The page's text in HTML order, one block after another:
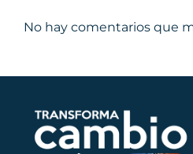
No hay comentarios que